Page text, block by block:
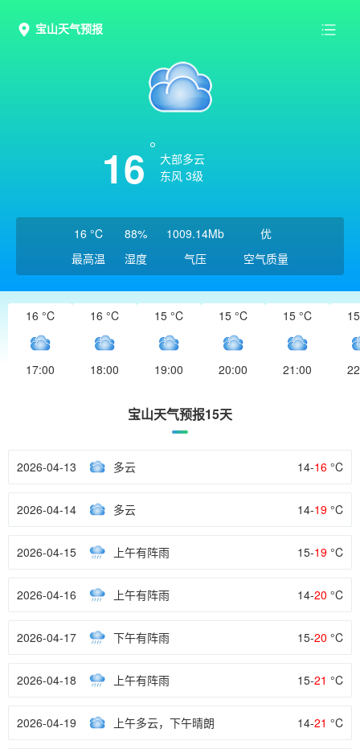
宝山天气预报
16
大部多云
东风 3级
16 °C
最高温
88%
湿度
1009.14Mb
气压
优
空气质量
16 °C
17:00
16 °C
18:00
15 °C
19:00
15 °C
20:00
15 °C
21:00
宝山天气预报15天
2026-04-13 多云 14-16 °C
2026-04-14 多云 14-19 °C
2026-04-15 上午有阵雨 15-19 °C
2026-04-16 上午有阵雨 14-20 °C
2026-04-17 下午有阵雨 15-20 °C
2026-04-18 上午有阵雨 15-21 °C
2026-04-19 上午多云，下午晴朗 14-21 °C